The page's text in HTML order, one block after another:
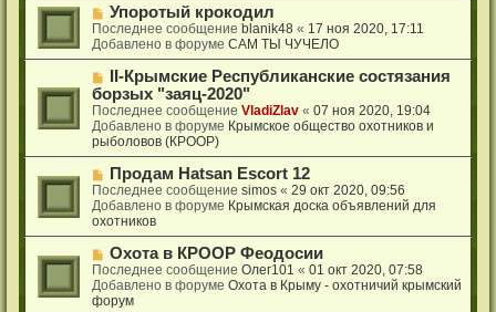
Н
о
в
о
е
с
о
о
б
щ
е
н
и
е
Упоротый крокодил
Последнее сообщениеblanik48 « 17 ноя 2020, 17:11
Добавлено в форумеСАМ ТЫ ЧУЧЕЛО
Н
о
в
о
е
с
о
о
б
щ
е
н
и
е
II-Крымские Республиканские состязания
борзых "заяц-2020"
Последнее сообщениеVladiZlav «07 ноя 2020, 19:04
Добавлено в форуме Крымское общество охотников и
рыболовов (КРООР)
Н
о
в
о
е
с
о
о
б
Продам Hatsan Escort 12
Последнее сообщениеsimos «29 окт 2020, 09:56
Добавлено в форуме Крымская доска объявлений для
охотников
Н
о
в
о
Охота в КРООР Феодосии
Последнее сообщениеОлег101 «01 окт 2020, 07:58
Добавлено в форумеОхота в Крыму - охотничий крымский
форум